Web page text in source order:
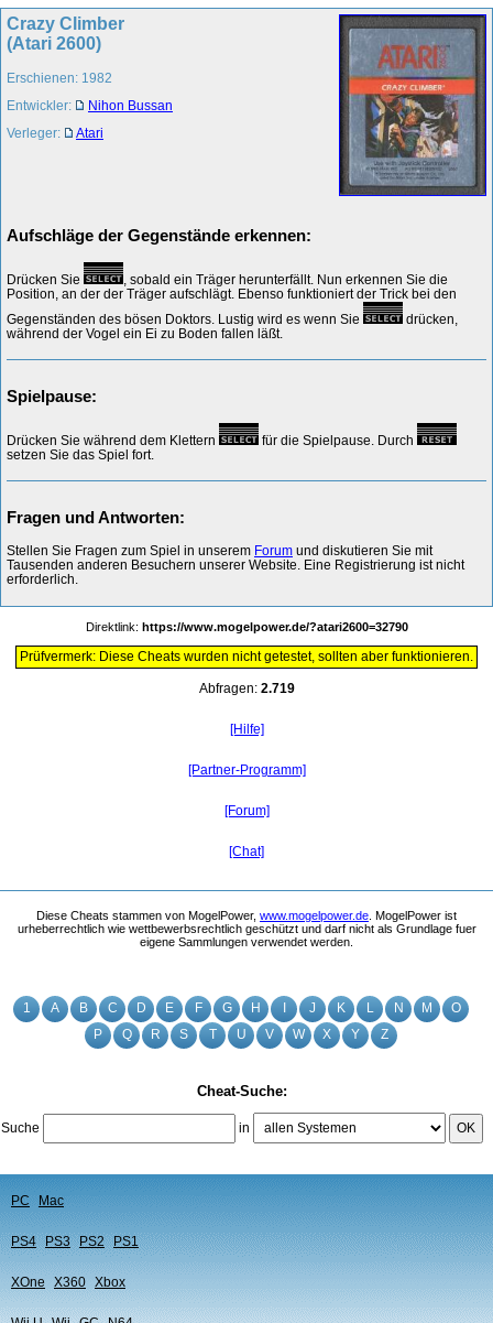
1 A B C D E F G H J K L N M
O
P
Q R S T U V W X Y Z
Cheat-Suche:
Suche in OK
PC Mac
PS4 PS3 PS2 PS1
XOne X360 Xbox
Crazy Climber
(Atari 2600)
Erschienen: 1982
Entwickler:
Nihon Bussan
Verleger:
Atari
Aufschläge der Gegenstände erkennen:
Drücken Sie
, sobald ein Träger herunterfällt. Nun erkennen Sie die
Position, an der der Träger aufschlägt. Ebenso funktioniert der Trick bei den
Gegenständen des bösen Doktors. Lustig wird es wenn Sie
drücken,
während der Vogel ein Ei zu Boden fallen läßt.
Spielpause:
Drücken Sie während dem Klettern
für die Spielpause. Durch
setzen Sie das Spiel fort.
Fragen und Antworten:
Stellen Sie Fragen zum Spiel in unserem Forum und diskutieren Sie mit
Tausenden anderen Besuchern unserer Website. Eine Registrierung ist nicht
erforderlich.
Direktlink: https://www.mogelpower.de/?atari2600=32790
Prüfvermerk: Diese Cheats wurden nicht getestet, sollten aber funktionieren.
Abfragen: 2.719
[Hilfe]
[Partner-Programm]
[Forum]
[Chat]
Diese Cheats stammen von MogelPower, www.mogelpower.de . MogelPower ist
urheberrechtlich wie wettbewerbsrechtlich geschützt und darf nicht als Grundlage fuer
eigene Sammlungen verwendet werden.